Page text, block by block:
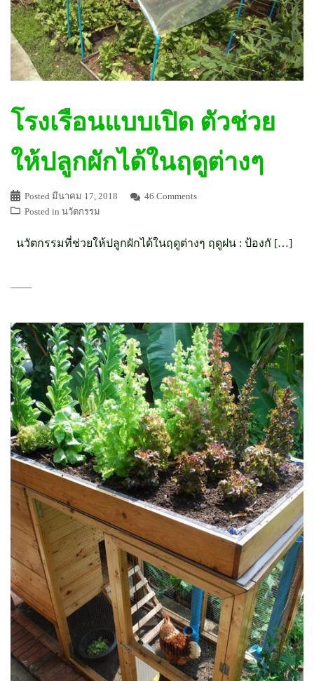
โรงเรือนแบบเปิด ตัวช่วย
ให้ปลูกผักได้ในฤดูต่างๆ
Posted มีนาคม 17, 2018
46 Comments
Posted in นวัตกรรม
นวัตกรรมที่ช่วยให้ปลูกผักได้ในฤดูต่างๆ ฤดูฝน : ป้องกั […]